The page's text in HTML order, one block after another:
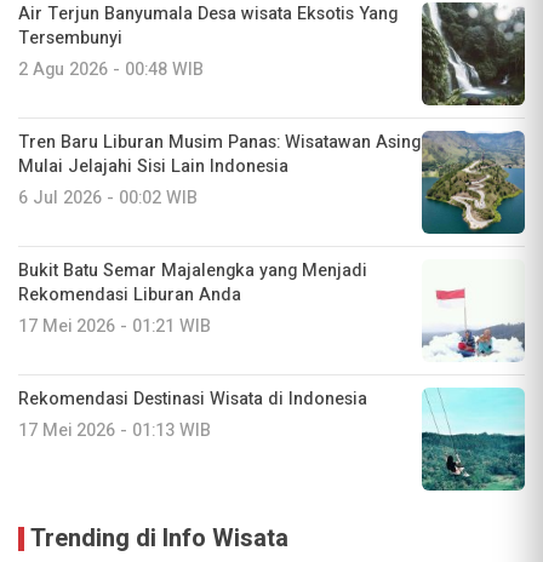
Air Terjun Banyumala Desa wisata Eksotis Yang
Tersembunyi
2 Agu 2026 - 00:48 WIB
Tren Baru Liburan Musim Panas: Wisatawan Asing
Mulai Jelajahi Sisi Lain Indonesia
6 Jul 2026 - 00:02 WIB
Bukit Batu Semar Majalengka yang Menjadi
Rekomendasi Liburan Anda
17 Mei 2026 - 01:21 WIB
Rekomendasi Destinasi Wisata di Indonesia
17 Mei 2026 - 01:13 WIB
Trending di Info Wisata